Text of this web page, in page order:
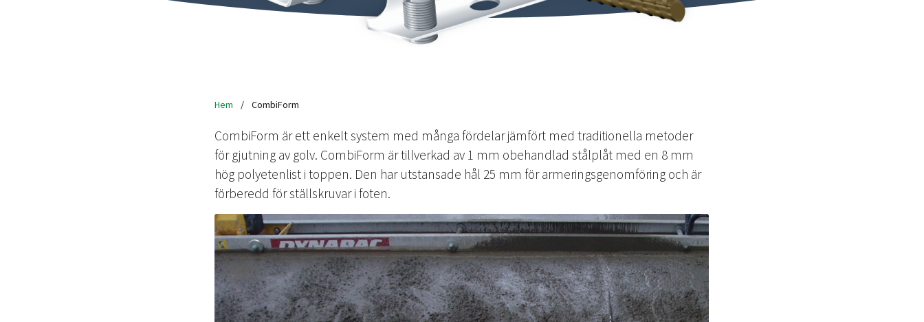
Hem / CombiForm
CombiForm är ett enkelt system med många fördelar jämfört med traditionella metoder
för gjutning av golv. CombiForm är tillverkad av 1 mm obehandlad stålplåt med en 8 mm
hög polyetenlist i toppen. Den har utstansade hål 25 mm för armeringsgenomföring och är
förberedd för ställskruvar i foten.